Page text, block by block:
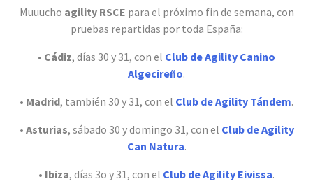
Muuucho agility RSCE para el próximo fin de semana, con
pruebas repartidas por toda España:
• Cádiz, días 30 y 31, con el Club de Agility Canino
Algecireño.
• Madrid, también 30 y 31, con el Club de Agility Tándem.
• Asturias, sábado 30 y domingo 31, con el Club de Agility
Can Natura.
• Ibiza, días 3o y 31, con el Club de Agility Eivissa.